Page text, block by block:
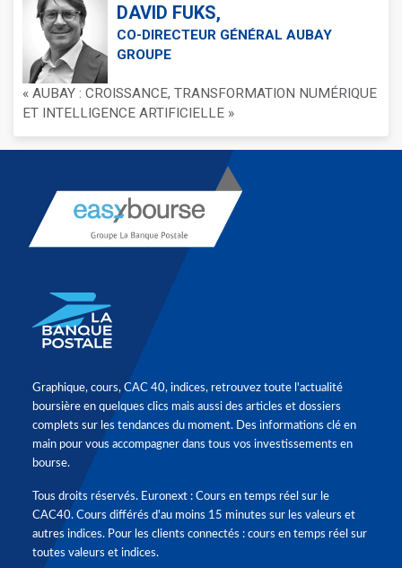
DAVID FUKS,
CO-DIRECTEUR GÉNÉRAL AUBAY
GROUPE
« AUBAY : CROISSANCE, TRANSFORMATION NUMÉRIQUE
ET INTELLIGENCE ARTIFICIELLE »
Graphique, cours, CAC 40, indices, retrouvez toute l'actualité
boursière en quelques clics mais aussi des articles et dossiers
complets sur les tendances du moment. Des informations clé en
main pour vous accompagner dans tous vos investissements en
bourse.
Tous droits réservés. Euronext : Cours en temps réel sur le
CAC40. Cours différés d'au moins 15 minutes sur les valeurs et
autres indices. Pour les clients connectés : cours en temps réel sur
toutes valeurs et indices.